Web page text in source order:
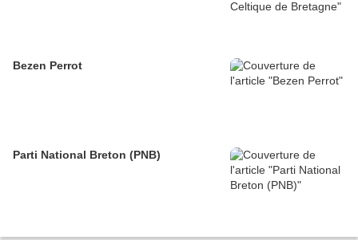
Bezen Perrot
Parti National Breton (PNB)